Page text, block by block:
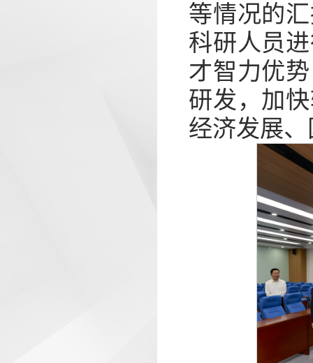
等情况的
科研人员
才智力优
研发，加
经济发展